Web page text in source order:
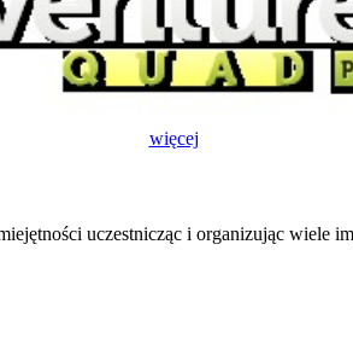
więcej
uczestnicząc i organizując wiele